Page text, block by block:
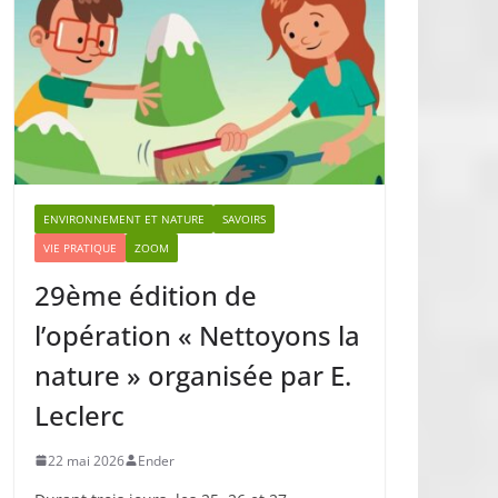
ENVIRONNEMENT ET NATURE
SAVOIRS
VIE PRATIQUE
ZOOM
29ème édition de
l’opération « Nettoyons la
nature » organisée par E.
Leclerc
22 mai 2026 Ender